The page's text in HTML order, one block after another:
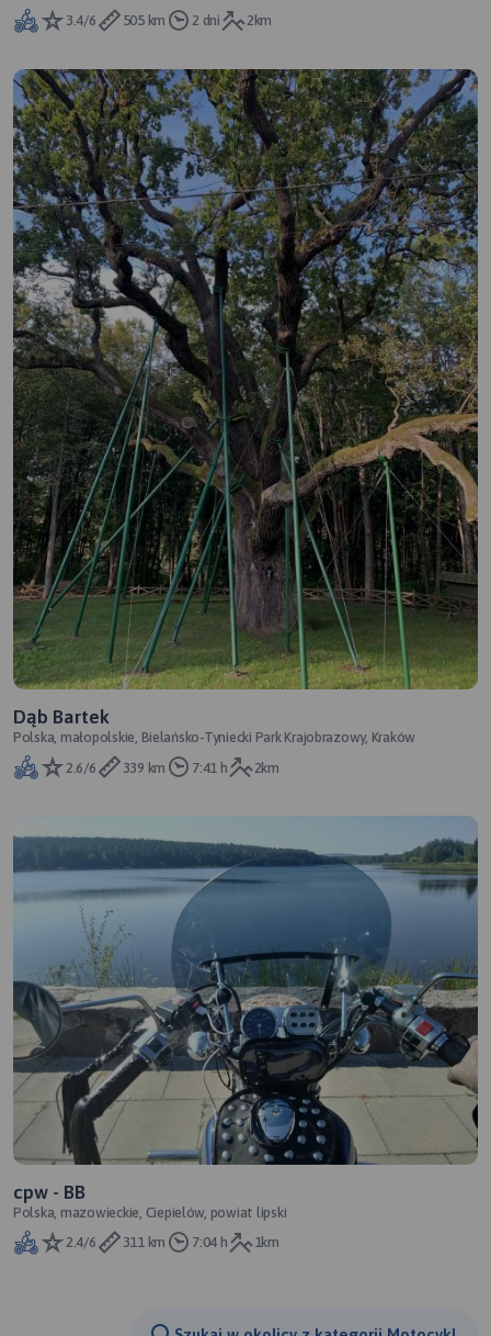
3.4/6
505 km 2 dni 2km
Dąb Bartek
Polska, małopolskie, Bielańsko-Tyniecki Park Krajobrazowy, Kraków
2.6/6
339 km 7:41 h 2km
cpw - BB
Polska, mazowieckie, Ciepielów, powiat lipski
2.4/6
311 km 7:04 h 1km